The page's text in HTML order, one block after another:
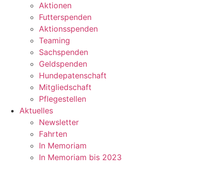
Aktionen
Futterspenden
Aktionsspenden
Teaming
Sachspenden
Geldspenden
Hundepatenschaft
Mitgliedschaft
Pflegestellen
Aktuelles
Newsletter
Fahrten
In Memoriam
In Memoriam bis 2023